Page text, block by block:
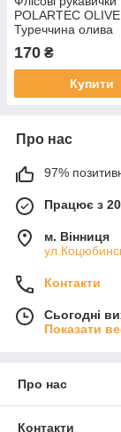
POLARTEC
Туреччина олива
170 ₴
Купити
Про нас
97%
Працює з
м. Вінниця
Контакти
Сьогодні
Показати
Про нас
Контакти